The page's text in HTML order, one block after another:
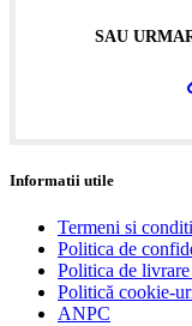
SAU
Informatii utile
Termeni si
Politica de
Politica de
Politică cookie-
ANPC